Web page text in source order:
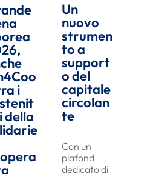
i
della
Un
nuovo
strumen
to a
support
o del
capitale
circolan
te
Con un
plafond
dedicato di